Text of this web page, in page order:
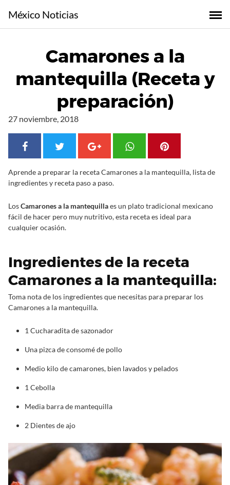
l
México Noticias
Camarones a la
mantequilla (Receta y
preparación)
27 noviembre, 2018
Aprende a preparar la receta Camarones a la mantequilla, lista de
ingredientes y receta paso a paso.
LosCamarones a la mantequillaes un plato tradicional mexicano
fácil de hacer pero muy nutritivo, esta receta es ideal para
cualquier ocasión.
Ingredientes de la receta
Camarones a la mantequilla:
Toma nota de los ingredientes que necesitas para preparar los
Camarones a la mantequilla.
1 Cucharadita de sazonador
Una pizca de consomé de pollo
Medio kilo de camarones, bien lavados y pelados
1 Cebolla
Media barra de mantequilla
2 Dientes de ajo